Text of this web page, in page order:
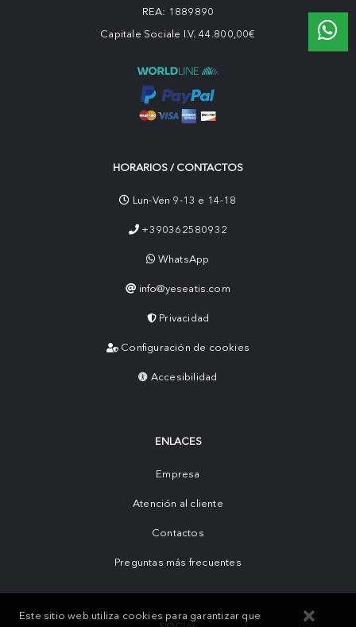
REA: 1889890
Capitale Sociale I.V. 44.800,00€
HORARIOS / CONTACTOS
Lun-Ven 9-13 e 14-18
+390362580932
WhatsApp
info@yeseatis.com
Privacidad
Configuración de cookies
Accesibilidad
ENLACES
Empresa
Atención al cliente
Contactos
Preguntas más frecuentes
Este sitio web utiliza cookies para garantizar que